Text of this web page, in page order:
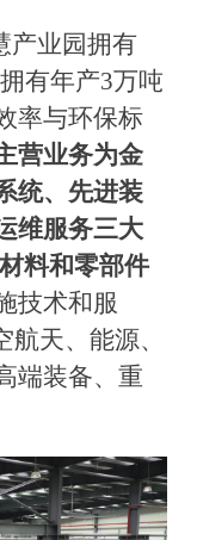
产业园拥有
有年产3万吨
率与环保标
营业务为金
统、先进装
维服务三大
料和零部件
技术和服
天、能源、
端装备、重